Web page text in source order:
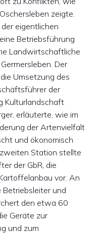
zeigte.
eigentlichen
Betriebsführung
Landwirtschaftliche
Der
Umsetzung des
der
Kulturlandschaft
erläuterte, wie im
der Artenvielfalt
und ökonomisch
Station stellte
der GbR, die
vor. An
und
den etwa 60
Geräte zur
und zum